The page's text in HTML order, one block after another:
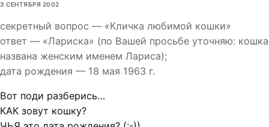
3 СЕНТЯБРЯ 2002
секретный вопрос — «Кличка любимой кошки»
ответ — «Лариска» (по Вашей просьбе уточняю: кошка
названа женским именем Лариса);
дата рождения — 18 мая 1963 г.
Вот поди разберись…
КАК зовут кошку?